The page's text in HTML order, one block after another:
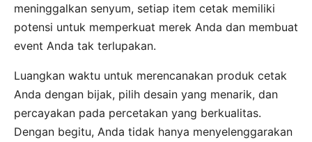
meninggalkan senyum, setiap item cetak memiliki
potensi untuk memperkuat merek Anda dan membuat
event Anda tak terlupakan.
Luangkan waktu untuk merencanakan produk cetak
Anda dengan bijak, pilih desain yang menarik, dan
percayakan pada percetakan yang berkualitas.
Dengan begitu, Anda tidak hanya menyelenggarakan